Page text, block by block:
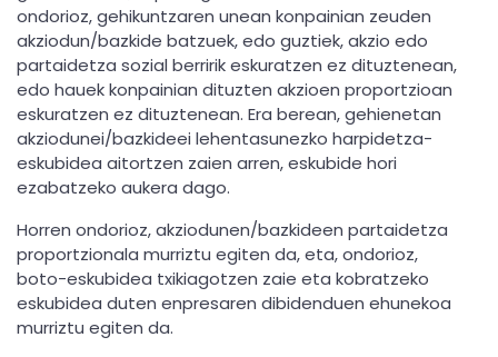
ondorioz, gehikuntzaren unean konpainian zeuden
akziodun/bazkide batzuek, edo guztiek, akzio edo
partaidetza sozial berririk eskuratzen ez dituztenean,
edo hauek konpainian dituzten akzioen proportzioan
eskuratzen ez dituztenean. Era berean, gehienetan
akziodunei/bazkideei lehentasunezko harpidetza-
eskubidea aitortzen zaien arren, eskubide hori
ezabatzeko aukera dago.
Horren ondorioz, akziodunen/bazkideen partaidetza
proportzionala murriztu egiten da, eta, ondorioz,
boto-eskubidea txikiagotzen zaie eta kobratzeko
eskubidea duten enpresaren dibidenduen ehunekoa
murriztu egiten da.